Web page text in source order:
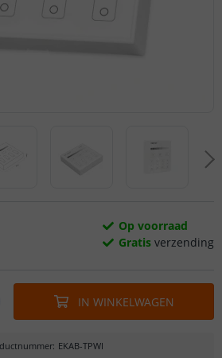
Op voorraad
Gratis verzending
IN WINKELWAGEN
: EKAB-TPWI